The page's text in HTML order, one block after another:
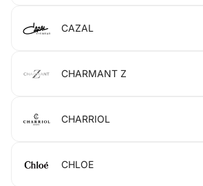
CAZAL
CHARMANT Z
CHARRIOL
CHLOE